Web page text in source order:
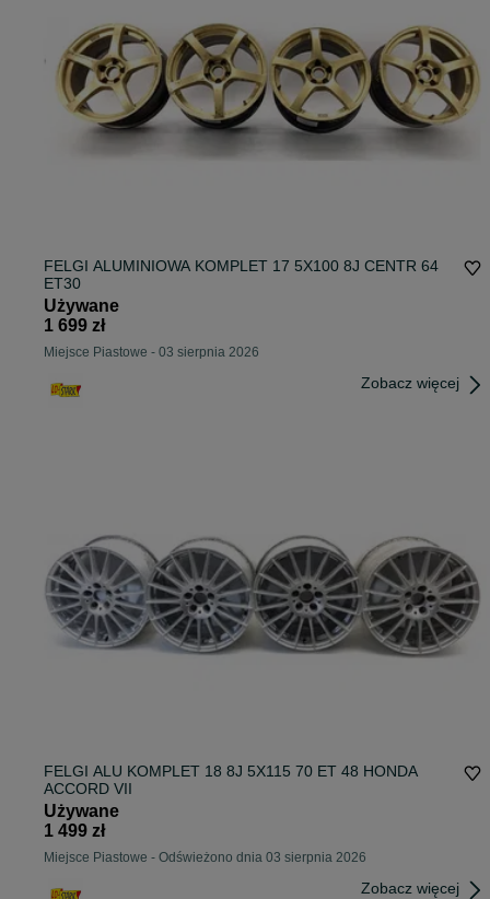
FELGI ALUMINIOWA KOMPLET 17 5X100 8J CENTR 64
ET30
Używane
1 699 zł
Miejsce Piastowe - 03 sierpnia 2026
Zobacz więcej
FELGI ALU KOMPLET 18 8J 5X115 70 ET 48 HONDA
ACCORD VII
Używane
1 499 zł
Miejsce Piastowe - Odświeżono dnia 03 sierpnia 2026
Zobacz więcej